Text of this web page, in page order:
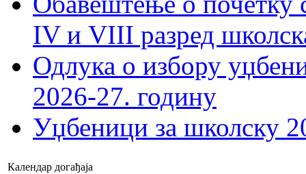
IV и VIII разред
Одлука о избору
2026-27. годину
Уџбеници за школску
Календар догађаја